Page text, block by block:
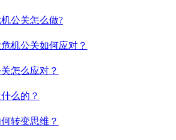
公关怎么做?
机公关如何应对？
怎么应对？
么的？
转变思维？